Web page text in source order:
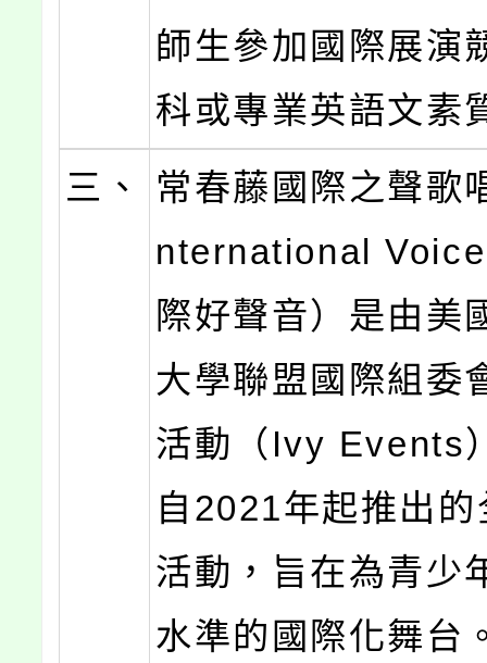
師生參加國際展演
科或專業英語文素
三、
常春藤國際之聲歌
nternational
際好聲音）是由美
大學聯盟國際組委
活動（Ivy Events
自2021年起推出
活動，旨在為青少
水準的國際化舞台